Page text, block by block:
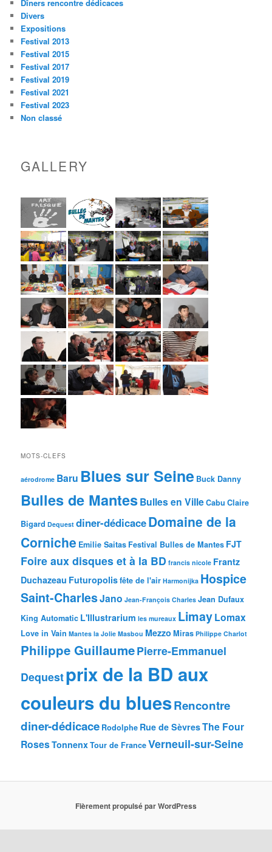
Dîners rencontre dédicaces
Divers
Expositions
Festival 2013
Festival 2015
Festival 2017
Festival 2019
Festival 2021
Festival 2023
Non classé
GALLERY
MOTS-CLEFS
aérodrome Baru Blues sur Seine Buck Danny
Bulles de MantesBulles en VilleCabu Claire
Bigard Dequest diner-dédicaceDomaine de la
Corniche Emilie Saitas Festival Bulles de Mantes FJT
Foire aux disques et à la BD francis nicole Frantz
Duchazeau Futuropolisfête de l'air Harmonijka Hospice
Saint-CharlesJano Jean-François Charles Jean Dufaux
King Automatic L'Illustrarium les mureaux LimayLomax
Love in Vain Mantes la Jolie Masbou Mezzo Miras Philippe Charlot
Philippe GuillaumePierre-Emmanuel
Dequestprix de la BD aux
couleurs du bluesRencontre
diner-dédicace Rodolphe Rue de SèvresThe Four
RosesTonnenxTour de FranceVerneuil-sur-Seine
Fièrement propulsé par WordPress